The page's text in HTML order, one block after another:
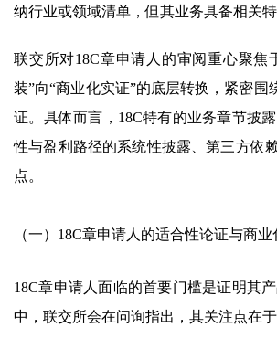
纳行业或领域清单，但其业务具备相关
联交所对18C章申请人的审阅重心聚
装”向“商业化实证”的底层转换，紧密
证。具体而言，18C特有的业务章节披
性与盈利路径的系统性披露、第三方依
点。
（一）18C章申请人的适合性论证与商
18C章申请人面临的首要门槛是证明其
中，联交所会在问询指出，其关注点在